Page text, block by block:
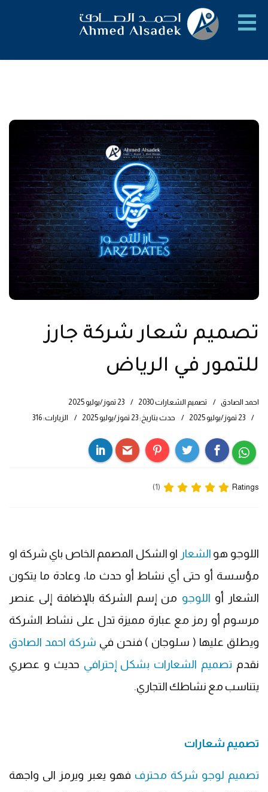
تصميم شعار شركة جارز
للتمور في الرياض
احمد الصادق تصميم الشعارات 2030
23 تموز/يوليو 2025
23 تموز/يوليو 2025
حدث بتاريخ: 23 تموز/يوليو 2025 الزيارات: 316
Ratings
(1)
اللوجو هو الشعار او الشكل المصمم الخاص باي شركة او
مؤسسة أو حتى أي نشاط أو حدث ما، وعادة ما يتكون
الشعار أو اللوجو من إسم الشركة بالإضافة إلى عنصر
مرسوم أو رمز مع عبارة مميزة تدل على نشاط الشركة
ويطلق عليها ( سلوجان ) فنحن في شركة احمد الصادق
نقدم تصميم الشعارات بشكل إحترافي حديث و عصري
يتناسب مع نشاطك التجاري.
تصميم شعارات
تصميم لوجو شركة محترف فهو يعبر ويرمز الى واجهة